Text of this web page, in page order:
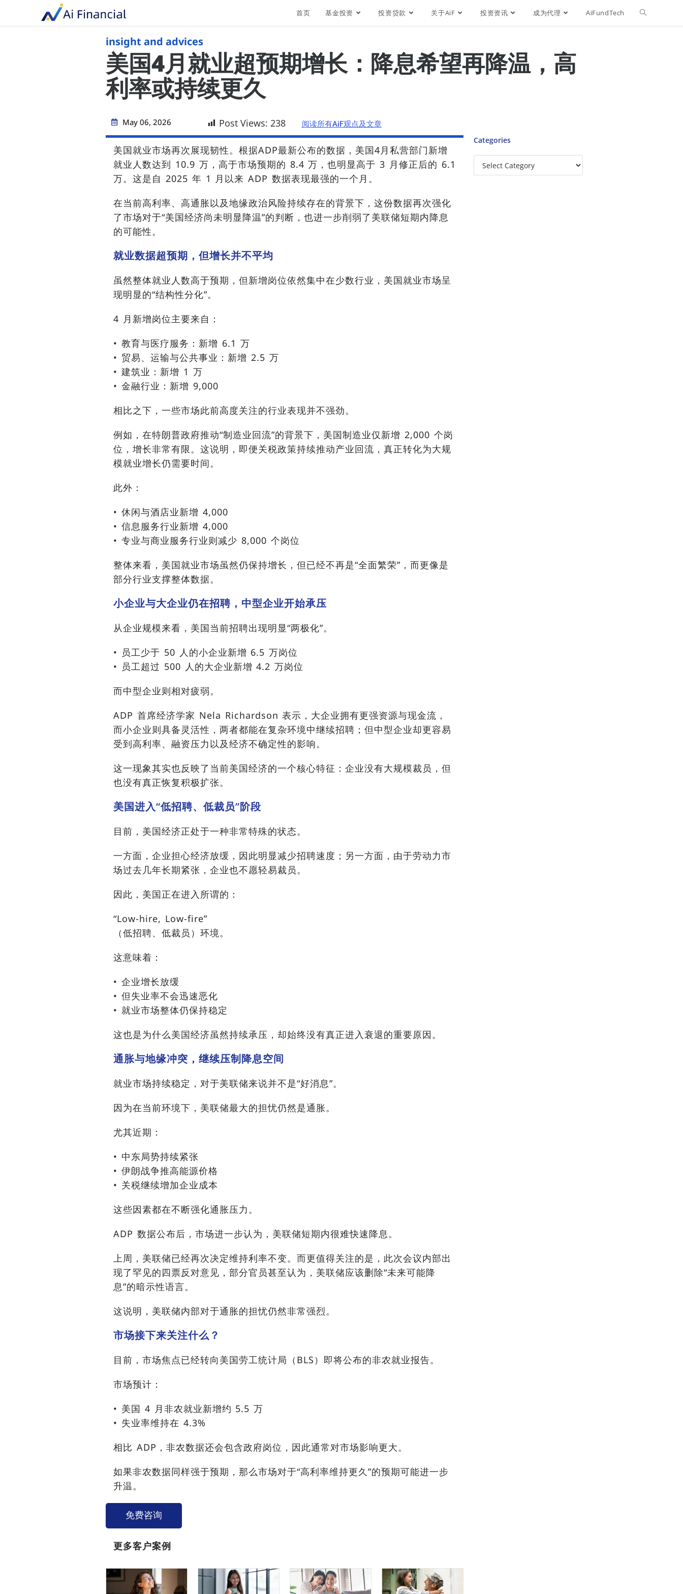
首页 基金投资 投资贷款 关于AiF 投资资讯 成为代理 AiFundTech
insight and advices
美国4月就业超预期增长：降息希望再降温，高
利率或持续更久
May 06, 2026 Post Views: 238 阅读所有AiF观点及文章
美国就业市场再次展现韧性。根据ADP最新公布的数据，美国4月私营部门新增
就业人数达到 10.9 万，高于市场预期的 8.4 万，也明显高于 3 月修正后的 6.1
万。这是自 2025 年 1 月以来 ADP 数据表现最强的一个月。
在当前高利率、高通胀以及地缘政治风险持续存在的背景下，这份数据再次强化
了市场对于“美国经济尚未明显降温”的判断，也进一步削弱了美联储短期内降息
的可能性。
就业数据超预期，但增长并不平均
虽然整体就业人数高于预期，但新增岗位依然集中在少数行业，美国就业市场呈
现明显的“结构性分化”。
4 月新增岗位主要来自：
• 教育与医疗服务：新增 6.1 万
• 贸易、运输与公共事业：新增 2.5 万
• 建筑业：新增 1 万
• 金融行业：新增 9,000
相比之下，一些市场此前高度关注的行业表现并不强劲。
例如，在特朗普政府推动“制造业回流”的背景下，美国制造业仅新增 2,000 个岗
位，增长非常有限。这说明，即便关税政策持续推动产业回流，真正转化为大规
模就业增长仍需要时间。
此外：
• 休闲与酒店业新增 4,000
• 信息服务行业新增 4,000
• 专业与商业服务行业则减少 8,000 个岗位
整体来看，美国就业市场虽然仍保持增长，但已经不再是“全面繁荣”，而更像是
部分行业支撑整体数据。
小企业与大企业仍在招聘，中型企业开始承压
从企业规模来看，美国当前招聘出现明显“两极化”。
• 员工少于 50 人的小企业新增 6.5 万岗位
• 员工超过 500 人的大企业新增 4.2 万岗位
而中型企业则相对疲弱。
ADP 首席经济学家 Nela Richardson 表示，大企业拥有更强资源与现金流，
而小企业则具备灵活性，两者都能在复杂环境中继续招聘；但中型企业却更容易
受到高利率、融资压力以及经济不确定性的影响。
这一现象其实也反映了当前美国经济的一个核心特征：企业没有大规模裁员，但
也没有真正恢复积极扩张。
美国进入“低招聘、低裁员”阶段
目前，美国经济正处于一种非常特殊的状态。
一方面，企业担心经济放缓，因此明显减少招聘速度；另一方面，由于劳动力市
场过去几年长期紧张，企业也不愿轻易裁员。
因此，美国正在进入所谓的：
“Low-hire, Low-fire”
（低招聘、低裁员）环境。
这意味着：
• 企业增长放缓
• 但失业率不会迅速恶化
• 就业市场整体仍保持稳定
这也是为什么美国经济虽然持续承压，却始终没有真正进入衰退的重要原因。
通胀与地缘冲突，继续压制降息空间
就业市场持续稳定，对于美联储来说并不是“好消息”。
因为在当前环境下，美联储最大的担忧仍然是通胀。
尤其近期：
• 中东局势持续紧张
• 伊朗战争推高能源价格
• 关税继续增加企业成本
这些因素都在不断强化通胀压力。
ADP 数据公布后，市场进一步认为，美联储短期内很难快速降息。
上周，美联储已经再次决定维持利率不变。而更值得关注的是，此次会议内部出
现了罕见的四票反对意见，部分官员甚至认为，美联储应该删除“未来可能降
息”的暗示性语言。
这说明，美联储内部对于通胀的担忧仍然非常强烈。
市场接下来关注什么？
目前，市场焦点已经转向美国劳工统计局（BLS）即将公布的非农就业报告。
市场预计：
• 美国 4 月非农就业新增约 5.5 万
• 失业率维持在 4.3%
相比 ADP，非农数据还会包含政府岗位，因此通常对市场影响更大。
如果非农数据同样强于预期，那么市场对于“高利率维持更久”的预期可能进一步
升温。
免费咨询
更多客户案例
Categories